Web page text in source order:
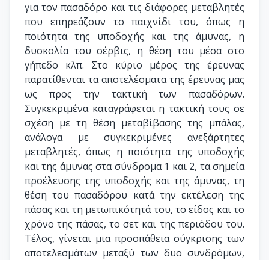
για τον πασαδόρο και τις διάφορες μεταβλητές
που επηρεάζουν το παιχνίδι του, όπως η
ποιότητα της υποδοχής και της άμυνας, η
δυσκολία του σέρβις, η θέση του μέσα στο
γήπεδο κλπ. Στο κύριο μέρος της έρευνας
παρατίθενται τα αποτελέσματα της έρευνας μας
ως προς την τακτική των πασαδόρων.
Συγκεκριμένα καταγράφεται η τακτική τους σε
σχέση με τη θέση μεταβίβασης της μπάλας,
ανάλογα με συγκεκριμένες ανεξάρτητες
μεταβλητές, όπως η ποιότητα της υποδοχής
και της άμυνας στα σύνδρομα 1 και 2, τα σημεία
προέλευσης της υποδοχής και της άμυνας, τη
θέση του πασαδόρου κατά την εκτέλεση της
πάσας και τη μετωπικότητά του, το είδος και το
χρόνο της πάσας, το σετ και της περιόδου του.
Τέλος, γίνεται μια προσπάθεια σύγκρισης των
αποτελεσμάτων μεταξύ των δυο συνδρόμων,